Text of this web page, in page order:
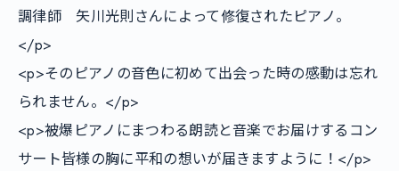
調律師　矢川光則さんによって修復されたピアノ。
</p>
<p>そのピアノの音色に初めて出会った時の感動は忘れ
られません。</p>
<p>被爆ピアノにまつわる朗読と音楽でお届けするコン
サート皆様の胸に平和の想いが届きますように！</p>